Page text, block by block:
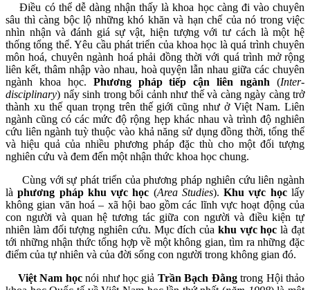
Điều có thể dễ dàng nhận thấy là khoa học càng đi vào chuyên
sâu thì càng bộc lộ những khó khăn và hạn chế của nó trong việc
nhìn nhận và đánh giá sự vật, hiện tượng với tư cách là một hệ
thống tổng thể. Yêu cầu phát triển của khoa học là quá trình chuyên
môn hoá, chuyên ngành hoá phải đồng thời với quá trình mở rộng
liên kết, thâm nhập vào nhau, hoà quyện lẫn nhau giữa các chuyên
ngành khoa học. Phương pháp tiếp cận liên ngành (Inter-
disciplinary) nẩy sinh trong bối cảnh như thế và càng ngày càng trở
thành xu thế quan trọng trên thế giới cũng như ở Việt Nam. Liên
ngành cũng có các mức độ rộng hẹp khác nhau và trình độ nghiên
cứu liên ngành tuỳ thuộc vào khả năng sử dụng đồng thời, tổng thể
và hiệu quả của nhiều phương pháp đặc thù cho một đối tượng
nghiên cứu và đem đến một nhận thức khoa học chung.
Cùng với sự phát triển của phương pháp nghiên cứu liên ngành
làphương pháp khu vực học (Area Studies).Khu vực họclấy
không gian văn hoá – xã hội bao gồm các lĩnh vực hoạt động của
con người và quan hệ tương tác giữa con người và điều kiện tự
nhiên làm đối tượng nghiên cứu. Mục đích của khu vực học là đạt
tới những nhận thức tổng hợp về một không gian, tìm ra những đặc
điểm của tự nhiên và của đời sống con người trong không gian đó.
Việt Nam họcnói như học giả Trần Bạch Đằngtrong Hội thảo